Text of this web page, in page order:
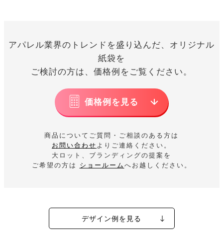
アパレル業界のトレンドを盛り込んだ、オリジナル
紙袋を
ご検討の方は、価格例をご覧ください。
価格例を見る
商品についてご質問・ご相談のある方は
お問い合わせ よりご連絡ください。
大ロット、ブランディングの提案を
ご希望の方は ショールーム へお越しください。
デザイン例を見る